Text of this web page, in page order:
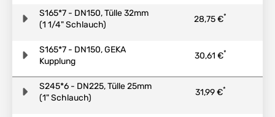
S165*7 - DN150, Tülle 32mm
(1 1/4" Schlauch)
28,75 €*
S165*7 - DN150, GEKA
Kupplung
30,61 €*
S245*6 - DN225, Tülle 25mm
(1" Schlauch)
31,99 €*